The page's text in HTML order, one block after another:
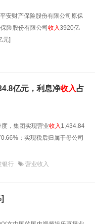
安财产保险股份有限公司原保
险股份有限公司收入3920亿
元]
亿元，利息净收入占
，集团实现营业收入 1,434.84
；实现税后归属于母公司
银行 营业收入